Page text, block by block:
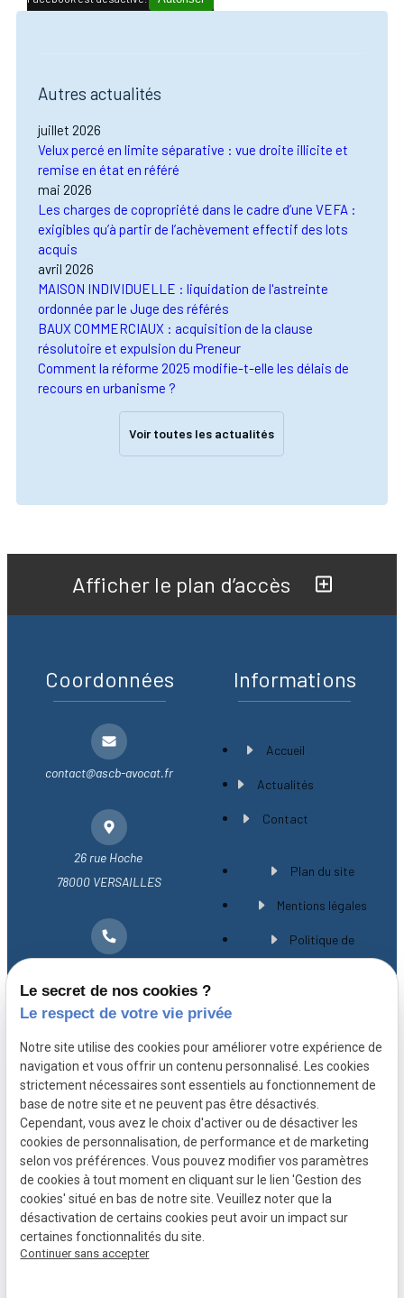
Autres actualités
juillet 2026
Velux percé en limite séparative : vue droite illicite et
remise en état en référé
mai 2026
Les charges de copropriété dans le cadre d’une VEFA :
exigibles qu’à partir de l’achèvement effectif des lots
acquis
avril 2026
MAISON INDIVIDUELLE : liquidation de l'astreinte
ordonnée par le Juge des référés
BAUX COMMERCIAUX : acquisition de la clause
résolutoire et expulsion du Preneur
Comment la réforme 2025 modifie-t-elle les délais de
recours en urbanisme ?
Voir toutes les actualités
Afficher le plan d’accès
Coordonnées
contact@ascb-avocat.fr
26 rue Hoche
78000 VERSAILLES
01 30 21 28 54
Informations
Accueil
Actualités
Contact
Plan du site
Mentions légales
Politique de
A propos
Avocat spécialiste en droit immobilier à
Versailles, Maître CHEVILLARD-BUISSON vous
accompagne avec expérience et rigueur depuis
plus de 20 ans.
Le secret de nos cookies ?
Le respect de votre vie privée
Notre site utilise des cookies pour améliorer votre expérience de
navigation et vous offrir un contenu personnalisé. Les cookies
strictement nécessaires sont essentiels au fonctionnement de
base de notre site et ne peuvent pas être désactivés.
Cependant, vous avez le choix d'activer ou de désactiver les
cookies de personnalisation, de performance et de marketing
selon vos préférences. Vous pouvez modifier vos paramètres
de cookies à tout moment en cliquant sur le lien 'Gestion des
cookies' situé en bas de notre site. Veuillez noter que la
désactivation de certains cookies peut avoir un impact sur
certaines fonctionnalités du site.
Continuer sans accepter